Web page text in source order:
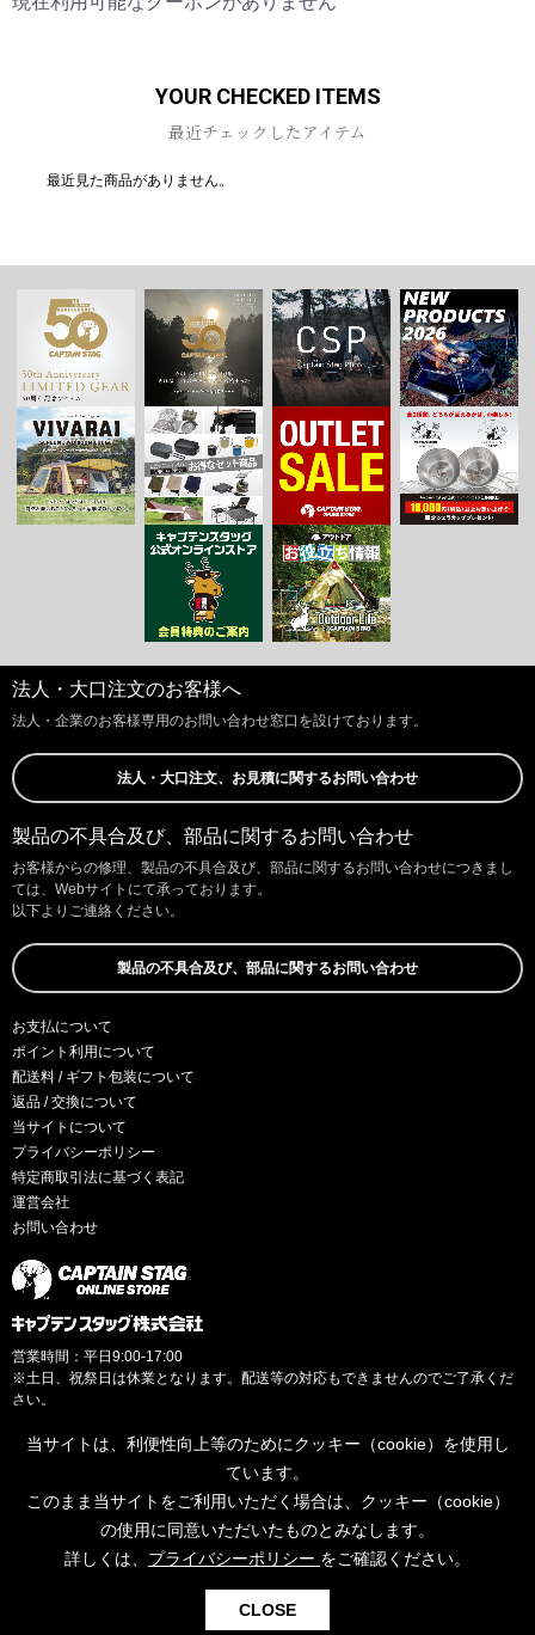
YOUR CHECKED ITEMS
最近チェックしたアイテム
最近見た商品がありません。
法人・大口注文のお客様へ
法人・企業のお客様専用のお問い合わせ窓口を設けております。
法人・大口注文、お見積に関するお問い合わせ
製品の不具合及び、部品に関するお問い合わせ
お客様からの修理、製品の不具合及び、部品に関するお問い合わせにつきまし
ては、Webサイトにて承っております。
以下よりご連絡ください。
製品の不具合及び、部品に関するお問い合わせ
お支払について
ポイント利用について
配送料 / ギフト包装について
返品 / 交換について
当サイトについて
プライバシーポリシー
特定商取引法に基づく表記
運営会社
お問い合わせ
営業時間：平日9:00-17:00
※土日、祝祭日は休業となります。配送等の対応もできませんのでご了承くだ
さい。
© CAPTAINSTAG Co.Ltd.
当サイトは、利便性向上等のためにクッキー（cookie）を使用し
ています。
このまま当サイトをご利用いただく場合は、クッキー（cookie）
の使用に同意いただいたものとみなします。
詳しくは、 プライバシーポリシー をご確認ください。
CLOSE